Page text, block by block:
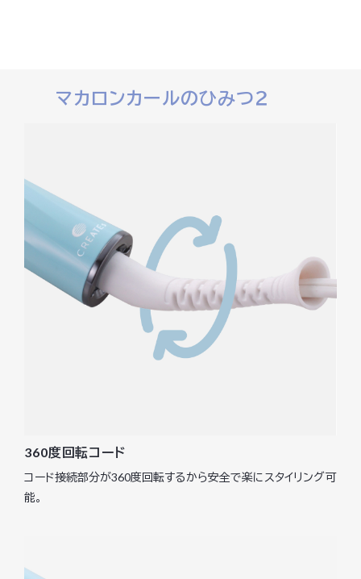
マカロンカールのひみつ２
360度回転コード
コード接続部分が360度回転するから安全で楽にスタイリング可
能。